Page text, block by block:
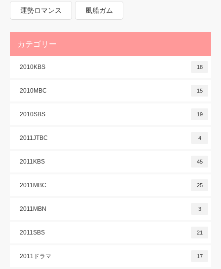
運勢ロマンス 風船ガム
カテゴリー
2010KBS 18
2010MBC 15
2010SBS 19
2011JTBC 4
2011KBS 45
2011MBC 25
2011MBN 3
2011SBS 21
2011ドラマ 17